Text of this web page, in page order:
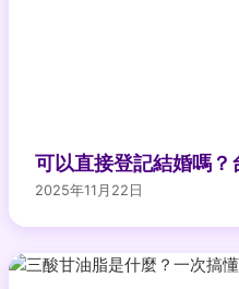
可以直接登記結婚嗎
2025年11月22日